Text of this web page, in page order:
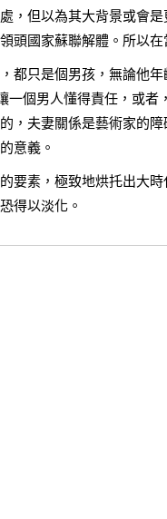
，但以為其大背景或會
頭國家蘇聯解體。所以
都只是個男孩，無論他
一個男人懂得責任，或者
，夫妻關係是藝術家的
意義。
要素，極致地烘托出大
得以淡化。